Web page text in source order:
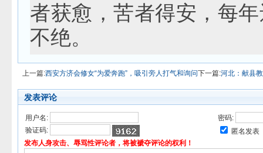
者获愈，苦者得安，每
不绝。
上一篇:西安方济会修女“为爱奔跑”，吸引旁人打气和询问下一篇:河北：献县
发表评论
用户名:
密码:
验证码:
匿名发表
发布人身攻击、辱骂性评论者，将被褫夺评论的权利！